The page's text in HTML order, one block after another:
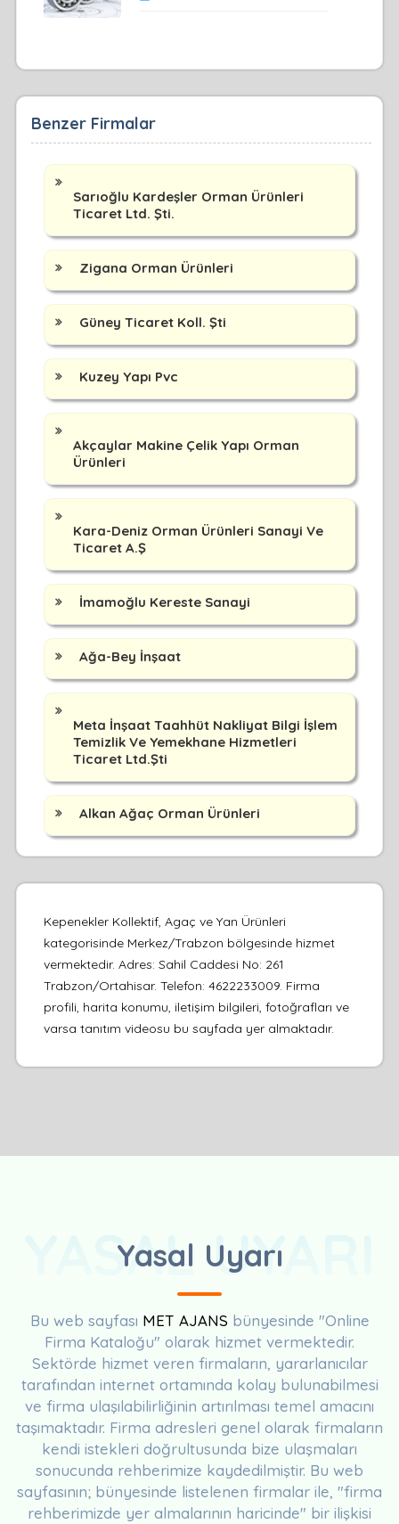
Benzer Firmalar
Sarıoğlu Kardeşler Orman Ürünleri
Ticaret Ltd. Şti.
Zigana Orman Ürünleri
Güney Ticaret Koll. Şti
Kuzey Yapı Pvc
Akçaylar Makine Çelik Yapı Orman
Ürünleri
Kara-Deniz Orman Ürünleri Sanayi Ve
Ticaret A.Ş
İmamoğlu Kereste Sanayi
Ağa-Bey İnşaat
Meta İnşaat Taahhüt Nakliyat Bilgi İşlem
Temizlik Ve Yemekhane Hizmetleri
Ticaret Ltd.Şti
Alkan Ağaç Orman Ürünleri
Kepenekler Kollektif, Agaç ve Yan Ürünleri
kategorisinde Merkez/Trabzon bölgesinde hizmet
vermektedir. Adres: Sahil Caddesi No: 261
Trabzon/Ortahisar. Telefon: 4622233009. Firma
profili, harita konumu, iletişim bilgileri, fotoğrafları ve
varsa tanıtım videosu bu sayfada yer almaktadır.
Yasal Uyarı
YASAL UYARI
Bu web sayfası MET AJANS bünyesinde "Online
Firma Kataloğu" olarak hizmet vermektedir.
Sektörde hizmet veren firmaların, yararlanıcılar
tarafından internet ortamında kolay bulunabilmesi
ve firma ulaşılabilirliğinin artırılması temel amacını
taşımaktadır. Firma adresleri genel olarak firmaların
kendi istekleri doğrultusunda bize ulaşmaları
sonucunda rehberimize kaydedilmiştir. Bu web
sayfasının; bünyesinde listelenen firmalar ile, "firma
rehberimizde yer almalarının haricinde" bir ilişkisi